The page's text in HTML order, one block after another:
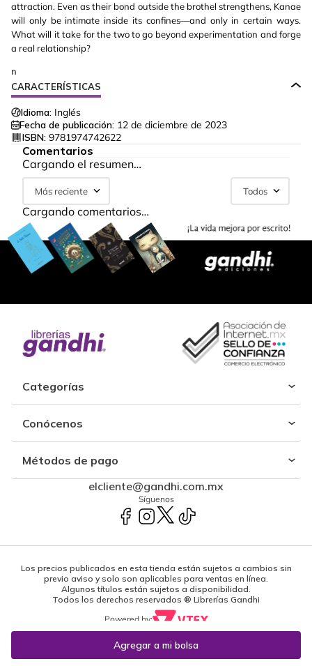
attraction. Even as their bond outside the brothel strengthens, Kanae
will only be intimate inside its confines—and only in certain ways.
What will it take for the two to go beyond experimentation and forge
a real relationship?
n
CARACTERÍSTICAS
Idioma: Inglés
Fecha de publicación: 12 de diciembre de 2023
ISBN: 9781974742622
Comentarios
Cargando el resumen…
Más reciente Todos
Cargando comentarios…
Categorías
Conócenos
Métodos de pago
elcliente@gandhi.com.mx
Síguenos
Los precios publicados en esta tienda están sujetos a cambios sin
previo aviso y solo son aplicables para ventas en línea.
Algunos títulos están sujetos a disponibilidad.
Todos los derechos reservados ® Librerías Gandhi
Powered by: